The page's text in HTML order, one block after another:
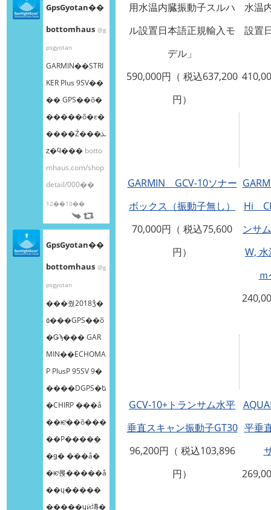
GpsGyotan��
bottomhaus @g
psgyotan
GARMIN��STRI
KER Plus 9SV��
�� GPS��õ�
�����õ�ε�
����Ź���ܥ
ȥ�ϥ��� botto
mhaus.com/shop
detail/000��
12��10��
GpsGyotan��
bottomhaus @g
psgyotan
���줬2018ǯ�
٥���GPS��õ
�Ǥϡ��� GAR
MIN��ECHOMA
P PlusP 95SV 9�
����DGPS�ե
�CHIRP ���å
��ѥͥ��õ���
��Ρ����ܸ�
�ǥ� ���å�
�ѥͥ롡�����å
��ɥ�����
�����ɥӥ塼�
用水温内臓振動子スルハ
ル設置日本語正規輸入モ
デル」
590,000円（ 税込637,200
円）
水温
設置
GARMIN GCV-10ソナー
ボックス（振動子無し）
70,000円（ 税込75,600
円）
Hi
ンサ
W,
GCV-10+トランサム水平
垂直スキャン振動子GT30
96,200円（ 税込103,896
円）
平垂